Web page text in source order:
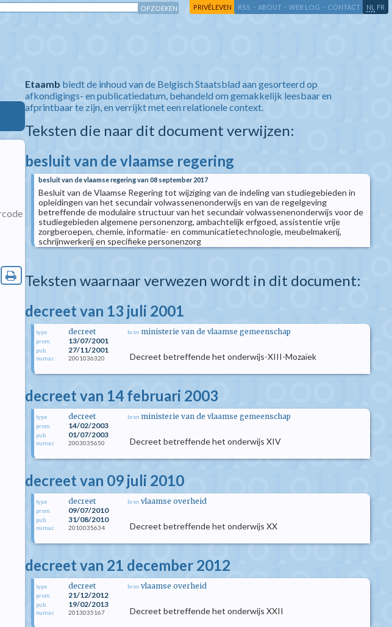
PRIVÉLEVEN RSS - ABOUT - WEB LOG - CONTACT NL FR
Etaamb biedt de inhoud van de Belgisch Staatsblad aan gesorteerd op
afkondigings- en publicatiedatum, behandeld om gemakkelijk leesbaar en
afprintbaar te zijn, en verrijkt met een relationele context.
Teksten die naar dit document verwijzen:
besluit van de vlaamse regering
besluit van de vlaamse regering van 08 september 2017
Besluit van de Vlaamse Regering tot wijziging van de indeling van studiegebieden in
opleidingen van het secundair volwassenenonderwijs en van de regelgeving
betreffende de modulaire structuur van het secundair volwassenenonderwijs voor de
studiegebieden algemene personenzorg, ambachtelijk erfgoed, assistentie vrije
zorgberoepen, chemie, informatie- en communicatietechnologie, meubelmakerij,
schrijnwerkerij en specifieke personenzorg
Teksten waarnaar verwezen wordt in dit document:
decreet van 13 juli 2001
type decreet
prom. 13/07/2001
pub. 27/11/2001
numac 2001036320
bron ministerie van de vlaamse gemeenschap
Decreet betreffende het onderwijs-XIII-Mozaïek
decreet van 14 februari 2003
type decreet
prom. 14/02/2003
pub. 01/07/2003
numac 2003035650
bron ministerie van de vlaamse gemeenschap
Decreet betreffende het onderwijs XIV
decreet van 09 juli 2010
type decreet
prom. 09/07/2010
pub. 31/08/2010
numac 2010035634
bron vlaamse overheid
Decreet betreffende het onderwijs XX
decreet van 21 december 2012
type decreet
prom. 21/12/2012
pub. 19/02/2013
numac 2013035167
bron vlaamse overheid
Decreet betreffende het onderwijs XXII